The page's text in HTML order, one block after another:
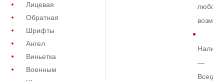
Лицевая
Обратная
Шрифты
Ангел
Виньетка
Военным
любой
—
Всегда